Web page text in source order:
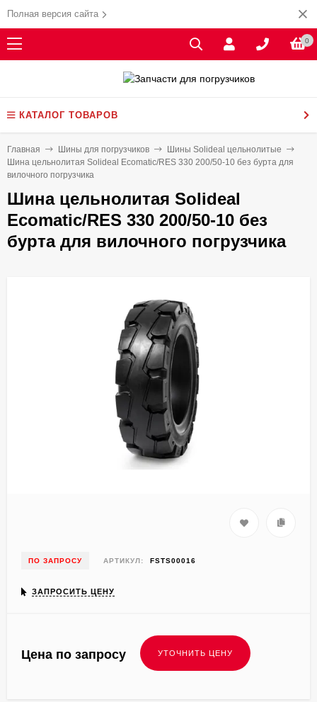
Полная версия сайта
0
КАТАЛОГ ТОВАРОВ
Главная Шины для погрузчиков
Шины Solideal цельнолитые
Шина цельнолитая Solideal Ecomatic/RES 330 200/50-10 без бурта для
вилочного погрузчика
Шина цельнолитая Solideal
Ecomatic/RES 330 200/50-10 без
бурта для вилочного погрузчика
ПО ЗАПРОСУ АРТИКУЛ: FSTS00016
ЗАПРОСИТЬ ЦЕНУ
Цена по запросу